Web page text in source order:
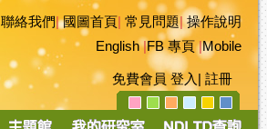
聯絡我們|國圖首頁 常見問題|操作說明
English|FB 專頁|Mobile
免費會員 登入 註冊